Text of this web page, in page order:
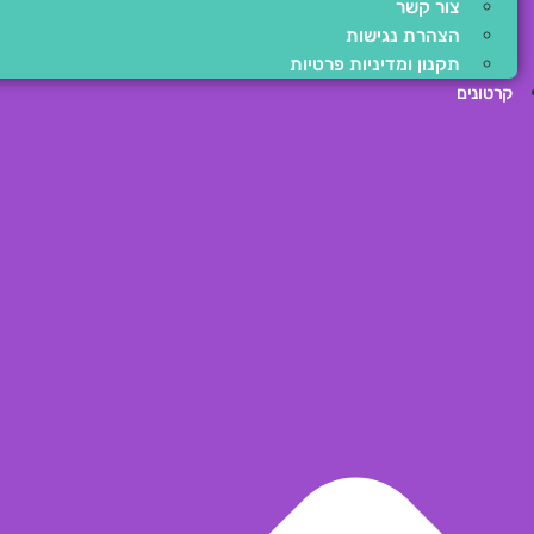
צור קשר
הצהרת נגישות
תקנון ומדיניות פרטיות
קרטונים